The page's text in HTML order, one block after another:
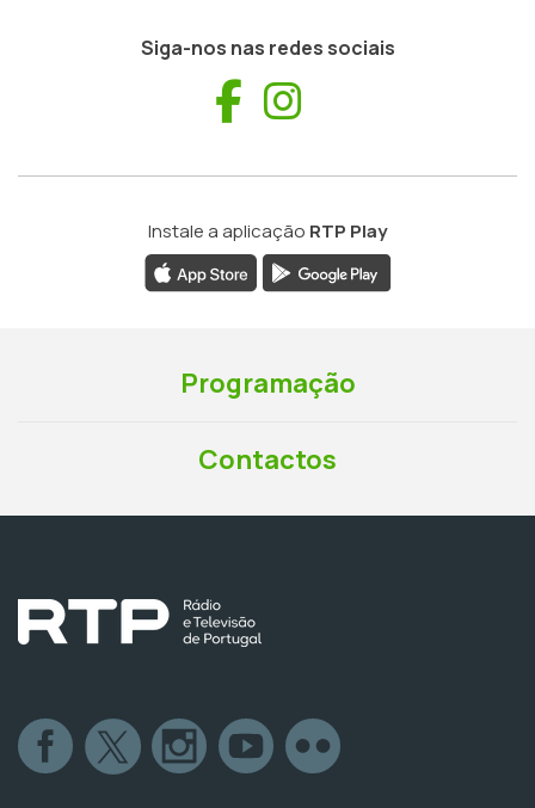
Siga-nos nas redes sociais
Facebook
Instale a aplicação RTP Play
Programação
Contactos